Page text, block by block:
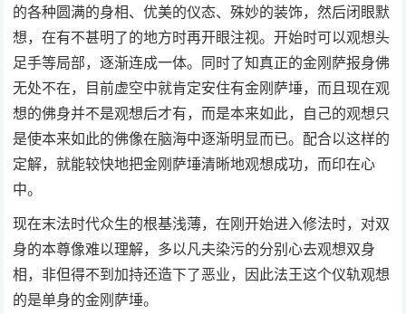
的各种圆满的身相、优美的仪态、殊妙的装饰，然后闭眼默
想，在有不甚明了的地方时再开眼注视。开始时可以观想头
足手等局部，逐渐连成一体。同时了知真正的金刚萨报身佛
无处不在，目前虚空中就肯定安住有金刚萨埵，而且现在观
想的佛身并不是观想后才有，而是本来如此，自己的观想只
是使本来如此的佛像在脑海中逐渐明显而已。配合以这样的
定解，就能较快地把金刚萨埵清晰地观想成功，而印在心
中。
现在末法时代众生的根基浅薄，在刚开始进入修法时，对双
身的本尊像难以理解，多以凡夫染污的分别心去观想双身
相，非但得不到加持还造下了恶业，因此法王这个仪轨观想
的是单身的金刚萨埵。